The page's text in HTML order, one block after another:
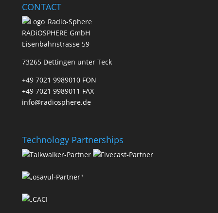
CONTACT
RADiOSPHERE GmbH
Eisenbahnstrasse 59
73265 Dettingen unter Teck
+49 7021 9989010 FON
+49 7021 9989011 FAX
info@radiosphere.de
Technology Partnerships